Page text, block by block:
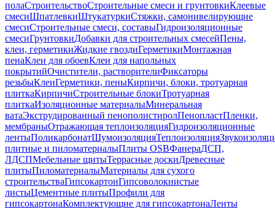
полаСтроительствоСтроительные смеси и грунтовкиКлеевые
смесиШпатлевкиШтукатуркиСтяжки, самонивелирующие
смесиСтроительные смеси, составыГидроизоляционные
смесиГрунтовкиДобавки для строительных смесейПены,
клеи, герметикиЖидкие гвоздиГерметикиМонтажная
пенаКлеи для обоевКлеи для напольных
покрытийОчистители, растворителиФиксаторы
резьбыКлеиГерметики, пеныКирпичи, блоки, тротуарная
плиткаКирпичиСтроительные блокиТротуарная
плиткаИзоляционные материалыМинеральная
ватаЭкструдированный пенополистиролПенопластПленки,
мембраныОтражающая теплоизоляцияГидроизоляционные
лентыПоликарбонатШумоизоляцияТеплоизоляция
плитные и пиломатериалыПлиты OSBФанераДСП,
ЛДСПМебельные щитыТеррасные доскиДревесные
плитыПиломатериалыМатериалы для сухого
строительстваГипсокартонГипсоволокнистые
листыЦементные плитыПрофили для
гипсокартонаКомплектующие для гипсокартонаЛенты